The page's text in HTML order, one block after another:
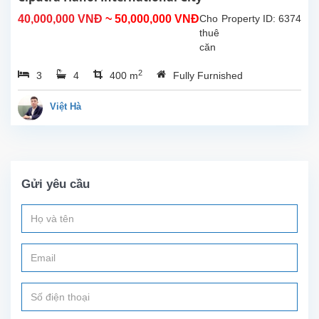
có
môi...
40,000,000 VNĐ ~ 50,000,000 VNĐ Property ID: 6374
Cho
thuê
căn
phong
cách
đô
Ciputra
–
trong
3 4 400 m2 Fully Furnished
Việt Hà
Gửi yêu cầu